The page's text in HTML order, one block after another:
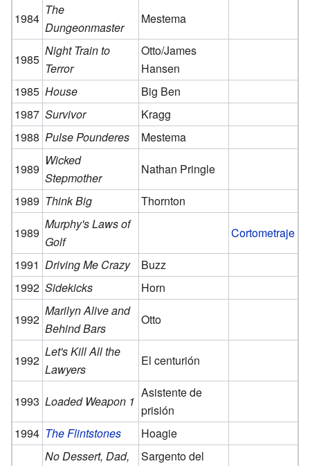
1984
The
Dungeonmaster
Mestema
1985
Night Train to
Terror
Otto/James
Hansen
1985 House
Big Ben
1987 Survivor
Kragg
1988 Pulse Pounderes
Mestema
1989
Wicked
Stepmother
Nathan Pringle
1989 Think Big
Thornton
1989
Murphy's Laws of
Golf
Cortometraje
1991 Driving Me Crazy
Buzz
1992 Sidekicks
Horn
1992
Marilyn Alive and
Behind Bars
Otto
1992
Let's Kill All the
Lawyers
El centurión
1993 Loaded Weapon 1
Asistente de
prisión
1994 The Flintstones Hoagie
No Dessert, Dad,
Sargento del